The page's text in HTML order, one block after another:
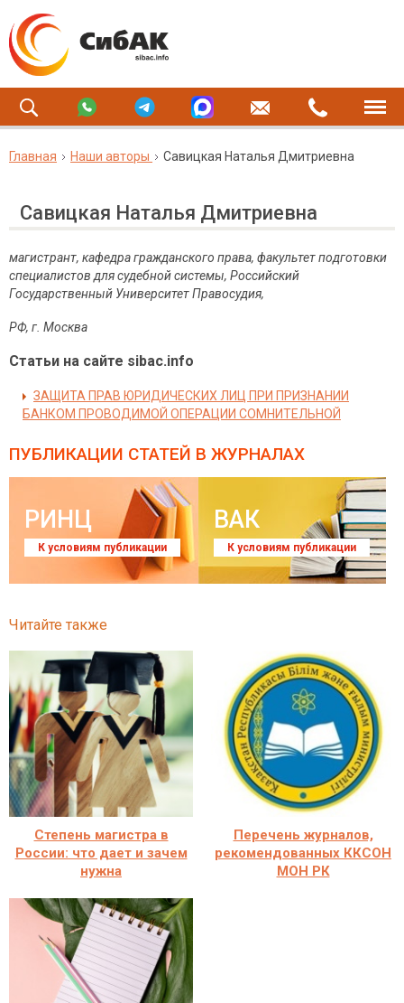
Главная Наши авторы Савицкая Наталья Дмитриевна
Савицкая Наталья Дмитриевна
магистрант, кафедра гражданского права, факультет подготовки
специалистов для судебной системы, Российский
Государственный Университет Правосудия,
РФ, г. Москва
Статьи на сайте sibac.info
ЗАЩИТА ПРАВ ЮРИДИЧЕСКИХ ЛИЦ ПРИ ПРИЗНАНИИ
БАНКОМ ПРОВОДИМОЙ ОПЕРАЦИИ СОМНИТЕЛЬНОЙ
ПУБЛИКАЦИИ СТАТЕЙ В ЖУРНАЛАХ
РИНЦ
К условиям публикации
ВАК
К условиям публикации
Читайте также
Степень магистра в
России: что дает и зачем
нужна
Перечень журналов,
рекомендованных ККСОН
МОН РК